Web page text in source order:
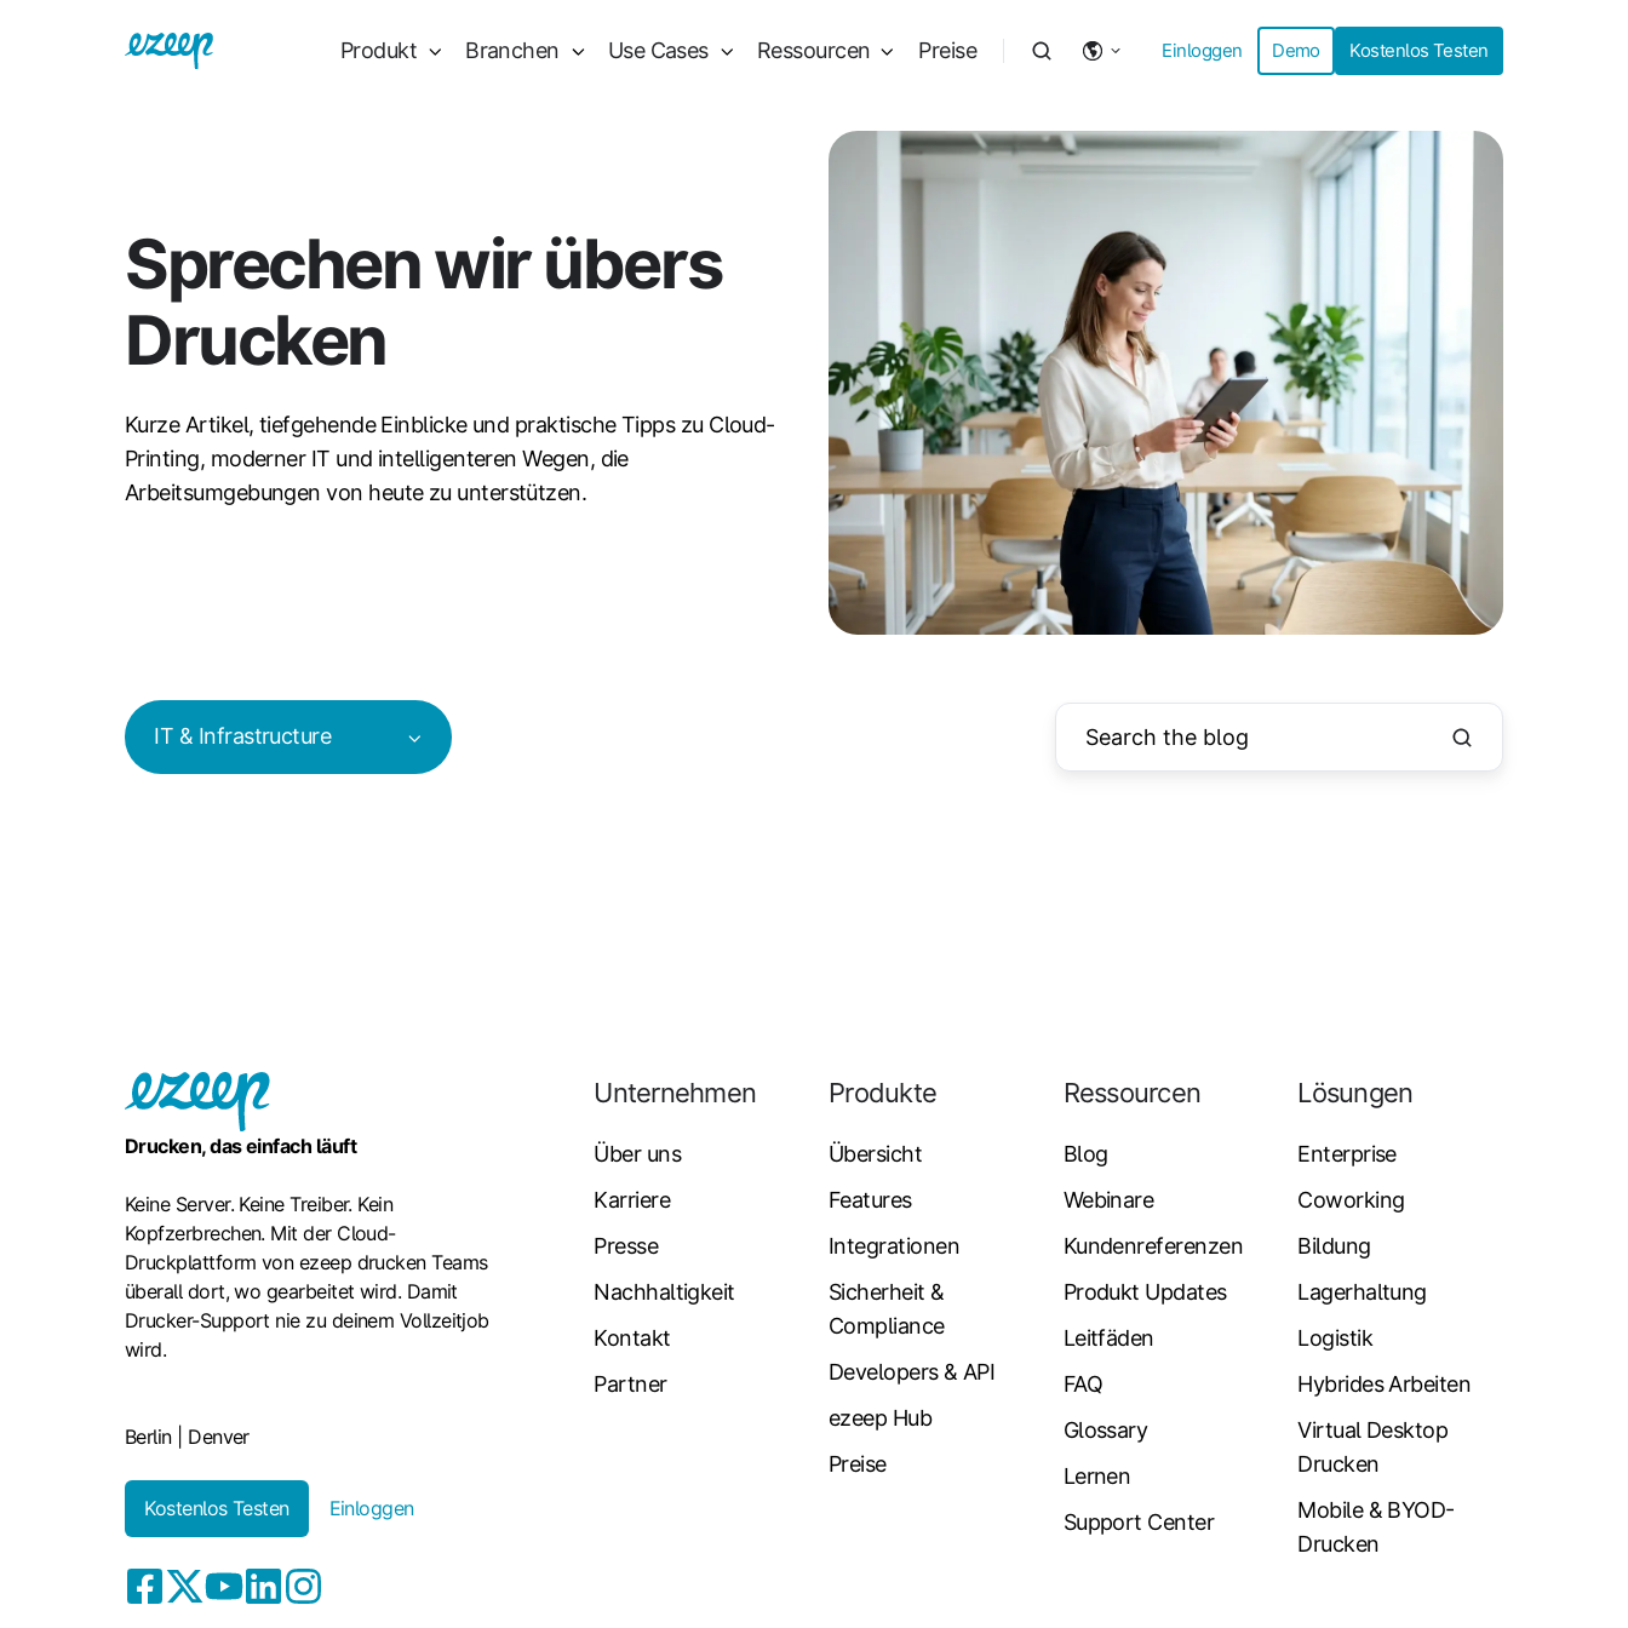
Produkt Branchen Use Cases Ressourcen Preise Einloggen Demo Kostenlos Testen
Sprechen wir übers
Drucken
Kurze Artikel, tiefgehende Einblicke und praktische Tipps zu Cloud-
Printing, moderner IT und intelligenteren Wegen, die
Arbeitsumgebungen von heute zu unterstützen.
IT & Infrastructure
Drucken, das einfach läuft
Keine Server. Keine Treiber. Kein
Kopfzerbrechen. Mit der Cloud-
Druckplattform von ezeep drucken Teams
überall dort, wo gearbeitet wird. Damit
Drucker-Support nie zu deinem Vollzeitjob
wird.
Berlin | Denver
Kostenlos Testen Einloggen
Unternehmen
Über uns
Karriere
Presse
Nachhaltigkeit
Kontakt
Partner
Produkte
Übersicht
Features
Integrationen
Sicherheit &
Compliance
Developers & API
ezeep Hub
Preise
Ressourcen
Blog
Webinare
Kundenreferenzen
Produkt Updates
Leitfäden
FAQ
Glossary
Lernen
Support Center
Lösungen
Enterprise
Coworking
Bildung
Lagerhaltung
Logistik
Hybrides Arbeiten
Virtual Desktop
Drucken
Mobile & BYOD-
Drucken